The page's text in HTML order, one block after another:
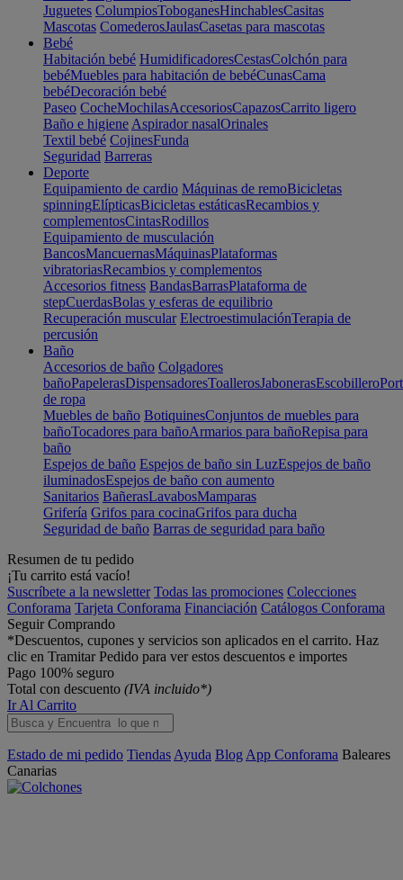
Juguetes ColumpiosToboganesHinchablesCasitas
Mascotas ComederosJaulasCasetas para mascotas
Bebé
Habitación bebé HumidificadoresCestasColchón para
bebéMuebles para habitación de bebéCunasCama
bebéDecoración bebé
Paseo CocheMochilasAccesoriosCapazosCarrito ligero
Baño e higiene Aspirador nasalOrinales
Textil bebé CojinesFunda
Seguridad Barreras
Deporte
Equipamiento de cardio Máquinas de remoBicicletas
spinningElípticasBicicletas estáticasRecambios y
complementosCintasRodillos
Equipamiento de musculación
BancosMancuernasMáquinasPlataformas
vibratoriasRecambios y complementos
Accesorios fitness BandasBarrasPlataforma de
stepCuerdasBolas y esferas de equilibrio
Recuperación muscular ElectroestimulaciónTerapia de
percusión
Baño
Accesorios de baño Colgadores
bañoPapelerasDispensadoresToallerosJabonerasEscobillero
de ropa
Muebles de baño BotiquinesConjuntos de muebles para
bañoTocadores para bañoArmarios para bañoRepisa para
baño
Espejos de baño Espejos de baño sin LuzEspejos de baño
iluminadosEspejos de baño con aumento
Sanitarios BañerasLavabosMamparas
Grifería Grifos para cocinaGrifos para ducha
Seguridad de baño Barras de seguridad para baño
Resumen de tu pedido
¡Tu carrito está vacío!
Suscríbete a la newsletter Todas las promociones Colecciones
Conforama Tarjeta Conforama Financiación Catálogos Conforama
Seguir Comprando
*Descuentos, cupones y servicios son aplicados en el carrito. Haz
clic en Tramitar Pedido para ver estos descuentos e importes
Pago 100% seguro
Total con descuento (IVA incluido*)
Ir Al Carrito
Estado de mi pedido Tiendas Ayuda Blog App Conforama Baleares
Canarias